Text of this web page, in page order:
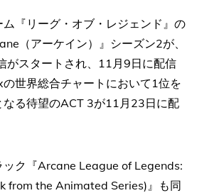
『リーグ・オブ・レジェンド』の
（アーケイン）』シーズン2が、
がスタートされ、11月9日に配信
世界総合チャートにおいて1位を
なる待望のACT 3が11月23日に配
ック『Arcane League of Legends:
from the Animated Series)』も同